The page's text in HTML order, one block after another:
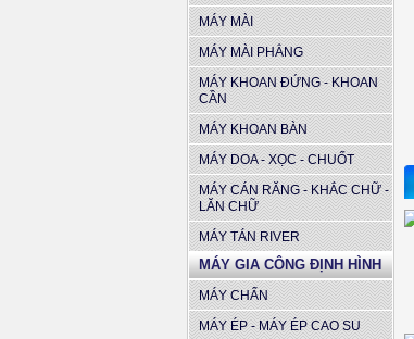
MÁY MÀI
MÁY MÀI PHẲNG
MÁY KHOAN ĐỨNG - KHOAN
CẦN
MÁY KHOAN BÀN
MÁY DOA - XỌC - CHUỐT
MÁY CÁN RĂNG - KHẮC CHỮ -
LĂN CHỮ
MÁY TÁN RIVER
MÁY GIA CÔNG ĐỊNH HÌNH
MÁY CHẤN
MÁY ÉP - MÁY ÉP CAO SU